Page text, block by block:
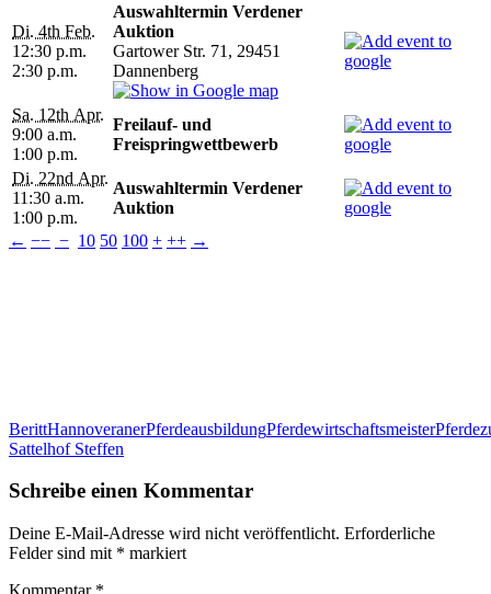
Di. 4th Feb.
12:30 p.m.
2:30 p.m.
Auswahltermin Verdener
Auktion
Gartower Str. 71, 29451
Dannenberg
Sa. 12th Apr.
9:00 a.m.
1:00 p.m.
Freilauf- und
Freispringwettbewerb
Di. 22nd Apr.
11:30 a.m.
1:00 p.m.
Auswahltermin Verdener
Auktion
← −− − 10 50 100 + ++ →
BerittHannoveranerPferdeausbildungPferdewirtschaftsmeister
Sattelhof Steffen
Schreibe einen Kommentar
Deine E-Mail-Adresse wird nicht veröffentlicht. Erforderliche
Felder sind mit * markiert
Kommentar *